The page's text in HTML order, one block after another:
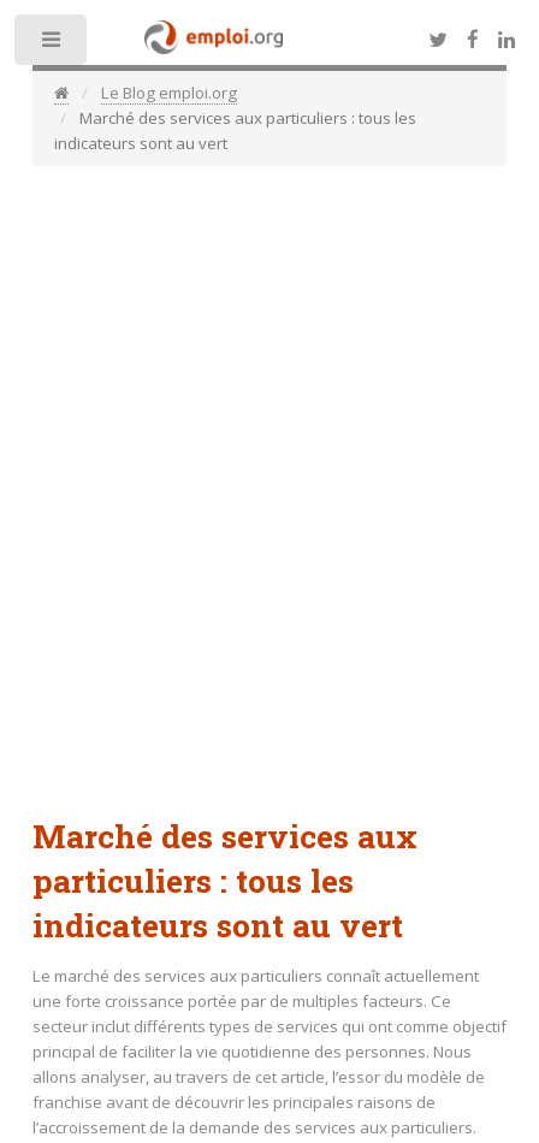
Le Blog emploi.org
Marché des services aux particuliers : tous les
indicateurs sont au vert
Marché des services aux
particuliers : tous les
indicateurs sont au vert
Le marché des services aux particuliers connaît actuellement
une forte croissance portée par de multiples facteurs. Ce
secteur inclut différents types de services qui ont comme objectif
principal de faciliter la vie quotidienne des personnes. Nous
allons analyser, au travers de cet article, l’essor du modèle de
franchise avant de découvrir les principales raisons de
l’accroissement de la demande des services aux particuliers.
Toggle